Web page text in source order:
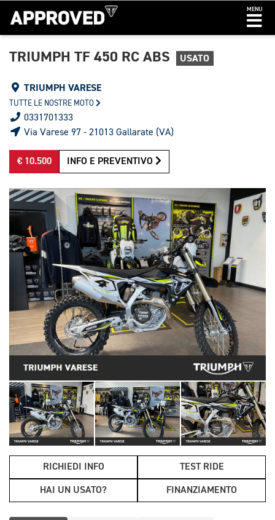
MENU
TRIUMPH TF 450 RC ABS USATO
TRIUMPH VARESE
TUTTE LE NOSTRE MOTO
0331701333
Via Varese 97 - 21013 Gallarate (VA)
€ 10.500 INFO E PREVENTIVO
RICHIEDI INFO TEST RIDE
HAI UN USATO? FINANZIAMENTO